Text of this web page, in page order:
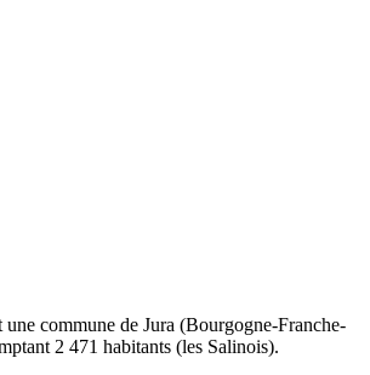
une commune de Jura (Bourgogne-Franche-
2 471 habitants (les Salinois).